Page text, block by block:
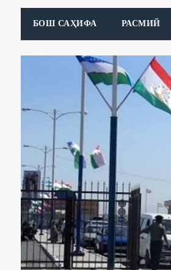
БОШ САҲИФА РАСМИЙ